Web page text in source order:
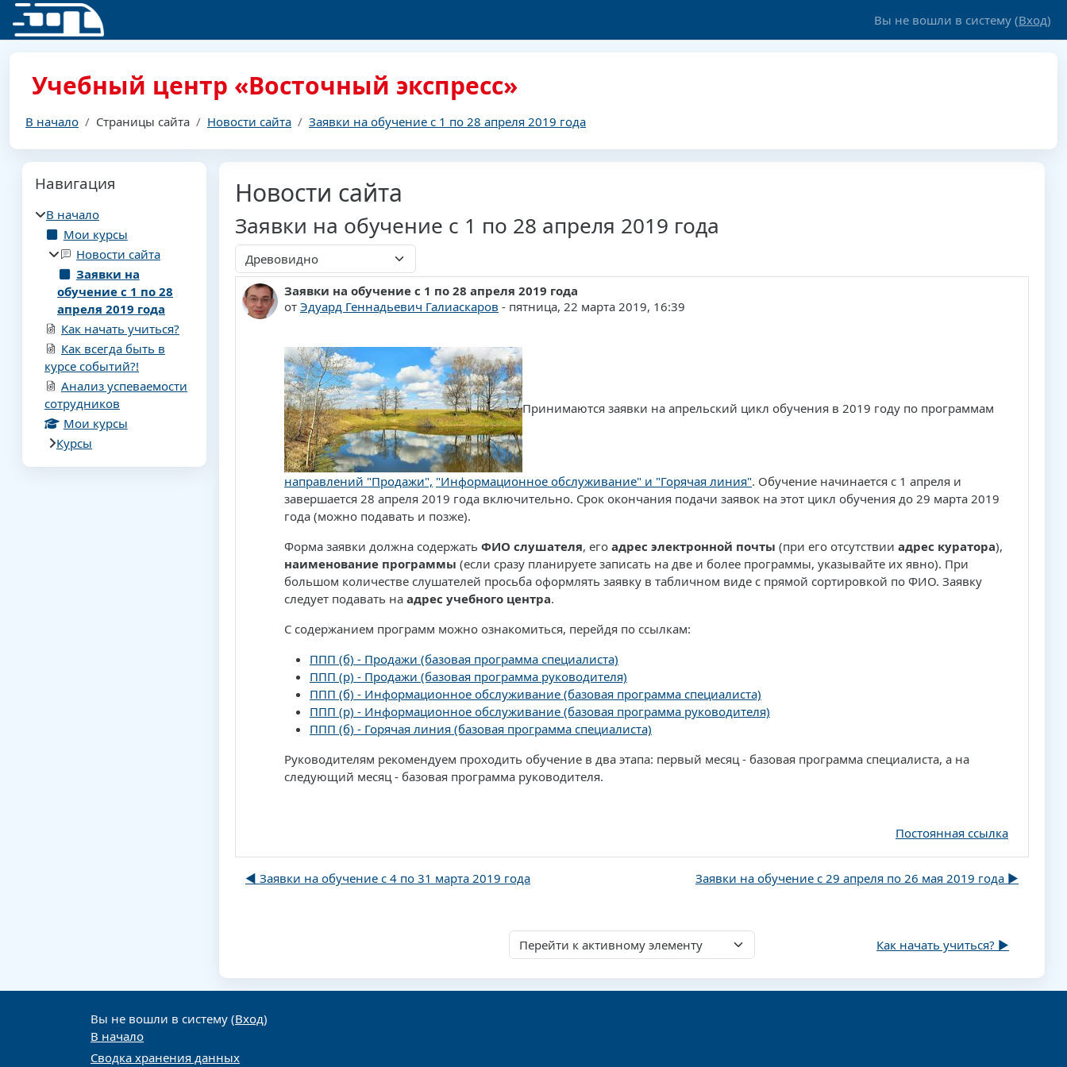
Перейти к основному содержанию
Вы не вошли в систему (Вход)
Учебный центр «Восточный экспресс»
В начало Страницы сайта Новости сайта Заявки на обучение с 1 по 28 апреля 2019 года
Новости сайта
Заявки на обучение с 1 по 28 апреля 2019 года
Режим отображения
Заявки на обучение с 1 по 28 апреля 2019 года
от Эдуард Геннадьевич Галиаскаров - пятница, 22 марта 2019, 16:39
Количество ответов: 0
Принимаются заявки на апрельский цикл обучения в 2019 году по программам
направлений "Продажи", "Информационное обслуживание" и "Горячая линия". Обучение начинается с 1 апреля и
завершается 28 апреля 2019 года включительно. Срок окончания подачи заявок на этот цикл обучения до 29 марта 2019
года (можно подавать и позже).
Форма заявки должна содержать ФИО слушателя, его адрес электронной почты (при его отсутствии адрес куратора),
наименование программы (если сразу планируете записать на две и более программы, указывайте их явно). При
большом количестве слушателей просьба оформлять заявку в табличном виде с прямой сортировкой по ФИО. Заявку
следует подавать на адрес учебного центра.
С содержанием программ можно ознакомиться, перейдя по ссылкам:
ППП (б) - Продажи (базовая программа специалиста)
ППП (р) - Продажи (базовая программа руководителя)
ППП (б) - Информационное обслуживание (базовая программа специалиста)
ППП (р) - Информационное обслуживание (базовая программа руководителя)
ППП (б) - Горячая линия (базовая программа специалиста)
Руководителям рекомендуем проходить обучение в два этапа: первый месяц - базовая программа специалиста, а на
следующий месяц - базовая программа руководителя.
Постоянная ссылка
◀︎ Заявки на обучение с 4 по 31 марта 2019 года Заявки на обучение с 29 апреля по 26 мая 2019 года ▶︎
Перейти к активному элементу Как начать учиться? ▶︎
Блоки
Навигация
В начало
Мои курсы
Новости сайта
Заявки на
обучение с 1 по 28
апреля 2019 года
Как начать учиться?
Как всегда быть в
курсе событий?!
Анализ успеваемости
сотрудников
Мои курсы
Курсы
Вы не вошли в систему (Вход)
В начало
Сводка хранения данных